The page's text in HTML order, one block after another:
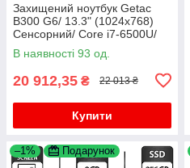
Захищений ноутбук Getac
B300 G6/ 13.3" (1024x768)
Сенсорний/ Core i7-6500U/
16 GB RAM/ 256 GB SSD/ HD
520
В наявності 93 од.
20 912,35 ₴ 22 013 ₴
Купити
–1% Подарунок